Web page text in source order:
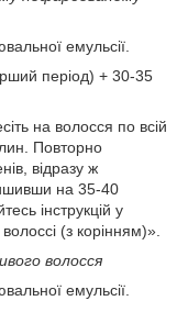
емульсії.
період) + 30-35
на волосся по всій
Повторно
відразу ж
на 35-40
інструкцій у
(з корінням)».
волосся
емульсії.